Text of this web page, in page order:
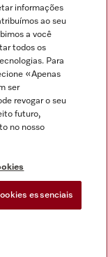
informações
ao seu
a você
todos os
Para
«Apenas
ser
revogar o seu
futuro,
no nosso
essenciais